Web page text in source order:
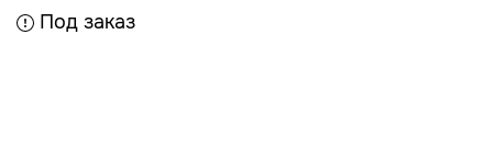
Под заказ